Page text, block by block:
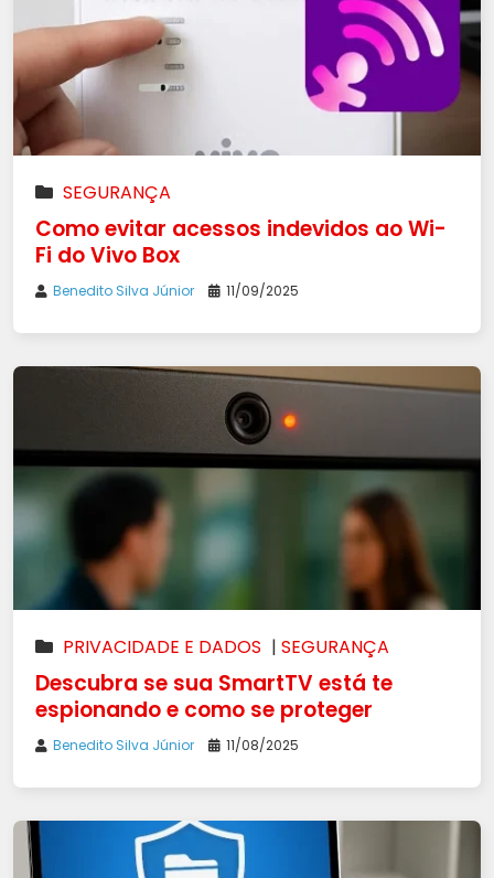
SEGURANÇA
Como evitar acessos indevidos ao Wi-
Fi do Vivo Box
Benedito Silva Júnior 11/09/2025
PRIVACIDADE E DADOS | SEGURANÇA
Descubra se sua SmartTV está te
espionando e como se proteger
Benedito Silva Júnior 11/08/2025